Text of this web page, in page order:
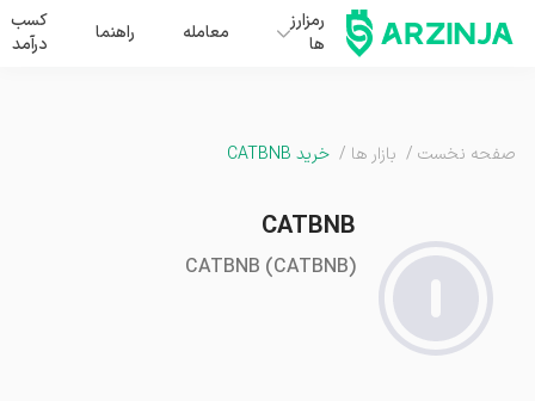
رمزارز
ها
معامله راهنما
کسب
درآمد
صفحه نخست / بازار ها / خرید CATBNB
CATBNB
CATBNB (CATBNB)